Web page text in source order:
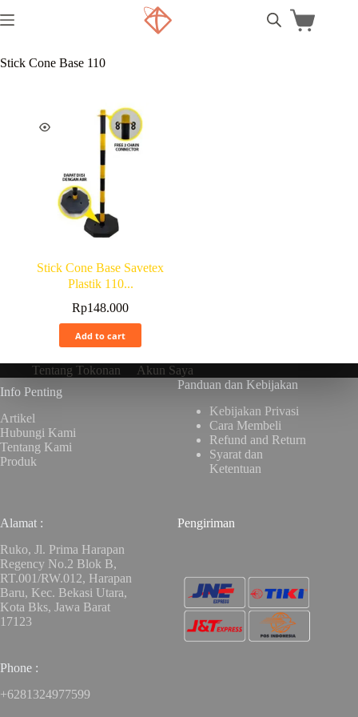
Stick Cone Base 110
Stick Cone Base Savetex
Plastik 110...
Rp148.000
Add to cart
Tentang Tokonan
Akun Saya
Info Penting
Artikel
Hubungi Kami
Tentang Kami
Produk
Panduan dan Kebijakan
Kebijakan Privasi
Cara Membeli
Refund and Return
Syarat dan
Ketentuan
Alamat :
Ruko, Jl. Prima Harapan
Regency No.2 Blok B,
RT.001/RW.012, Harapan
Baru, Kec. Bekasi Utara,
Kota Bks, Jawa Barat
17123
Phone :
+6281324977599
Pengiriman